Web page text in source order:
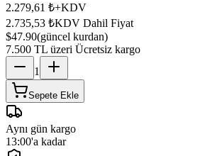
2.279,61 ₺+KDV
2.735,53 ₺KDV Dahil Fiyat
$47.90(güncel kurdan)
7.500 TL üzeri Ücretsiz kargo
1
Sepete Ekle
Aynı gün kargo
13:00'a kadar